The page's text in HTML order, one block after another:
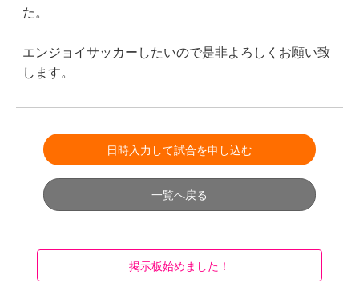
た。
エンジョイサッカーしたいので是非よろしくお願い致
します。
日時入力して試合を申し込む
一覧へ戻る
掲示板始めました！